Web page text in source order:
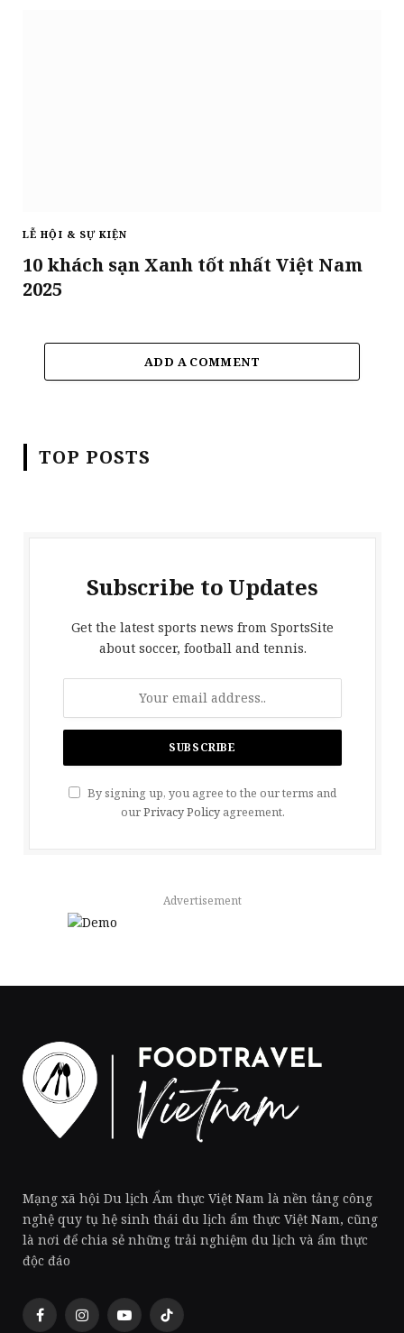
LỄ HỘI & SỰ KIỆN
10 khách sạn Xanh tốt nhất Việt Nam
2025
ADD A COMMENT
TOP POSTS
Subscribe to Updates
Get the latest sports news from SportsSite
about soccer, football and tennis.
By signing up, you agree to the our terms and
ourPrivacy Policyagreement.
Advertisement
Mạng xã hội Du lịch Ẩm thực Việt Nam là nền tảng công
nghệ quy tụ hệ sinh thái du lịch ẩm thực Việt Nam, cũng
là nơi để chia sẻ những trải nghiệm du lịch và ẩm thực
độc đáo
FacebookInstagramYouTubeTikTok